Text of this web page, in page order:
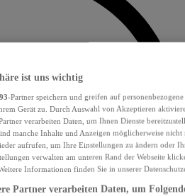
ist uns wichtig
-Partner speichern und greifen auf
Gerät zu. Durch Auswahl von Akzeptieren
verarbeiten Daten, um Ihnen Dienste
manche Inhalte und Anzeigen möglicherweise nicht
aufrufen, um Ihre Einstellungen zu ändern oder
verwalten am unteren Rand der Webseite
Informationen finden Sie in unserer
Partner verarbeiten Daten, um